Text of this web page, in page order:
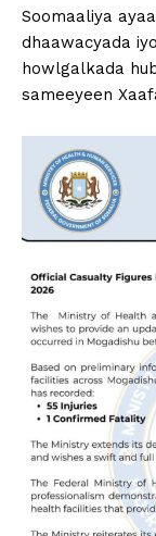
Soomaaliya
dhaawacyada
howlgalkada
sameeyeen